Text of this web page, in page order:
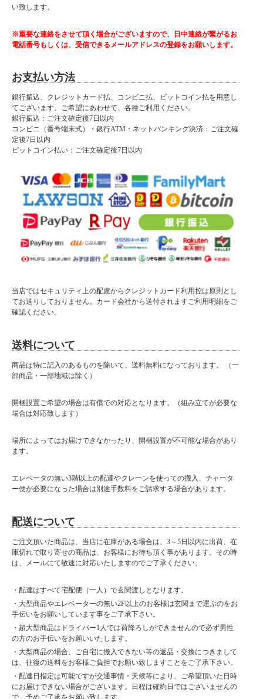
■サイズ
■カラー
ホワイト
■特徴
■納期表記について
当店商品はメーカー取扱商品も販売中の為、稀に在庫切れの場合もございます。
い致します。
※重要な連絡をさせて頂く場合がございますので、日中連絡が繋がるお
電話番号もしくは、受信できるメールアドレスの登録をお願いします。
お支払い方法
銀行振込、クレジットカード払、コンビニ払、ビットコイン払を用意し
てございます。ご希望にあわせて、各種ご利用ください。
銀行振込：ご注文確定後7日以内
コンビニ（番号端末式）・銀行ATM・ネットバンキング決済：ご注文確
定後7日以内
ビットコイン払い：ご注文確定後7日以内
当店ではセキュリティ上の配慮からクレジットカード利用控は原則とし
てお送りしておりません。カード会社から送付されますご利用明細をご
確認ください。
送料について
商品は特に記入のあるものを除いて、送料無料になっております。 （一
部商品・一部地域は除く）
開梱設置ご希望の場合は有償での対応となります。（組み立てが必要な
場合は対応致します）
場所によってはお届けできなかったり、開梱設置が不可能な場合があり
ます。
エレベータの無い3階以上の配達やクレーンを使っての搬入、チャータ
ー便が必要になった場合は別途手数料をご請求する場合があります。
配送について
ご注文頂いた商品は、当店に在庫がある場合は、3～5日以内に出荷、在
庫切れで取り寄せの商品は、お客様にお待ち頂く事があります。その時
は、メールにて敏速に対応いたしますのでご了承ください。
・配達はすべて宅配便（一人）で玄関渡しとなります。
・大型商品やエレベーターの無い2F以上のお客様は玄関まで運ぶのをお
手伝いをお願いしています事をご了承下さい。
・超大型商品はドライバー1人では荷降ろしができませんので必ず男性
の方のお手伝いをお願いいたします。
・大型商品の場合、ご自宅に搬入できない等の返品・交換につきまして
は、往復の送料をお客様ご負担でお願い致しますことをご了承下さい。
・配達日指定は可能ですが交通事情・天候等により、ご希望頂いた日時
にお届けできない場合がございます。日程は確約日ではございませんの
で、予めご了承をお願い致します。